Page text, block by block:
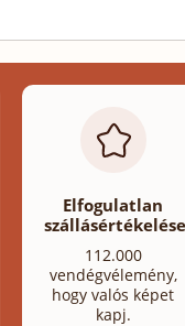
Elfogulatlan
112.000
vendégvélemény,
hogy valós képet
kapj.